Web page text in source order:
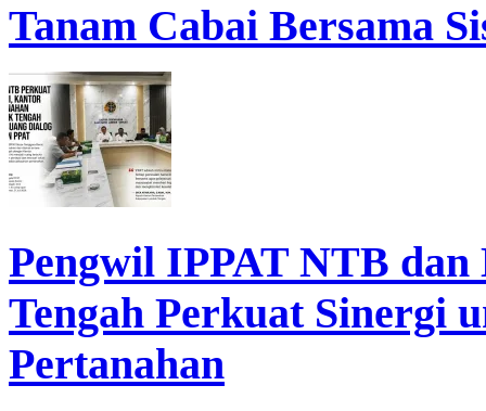
Tanam Cabai Bersama
Pengwil IPPAT NTB
Tengah Perkuat Sinergi
Pertanahan